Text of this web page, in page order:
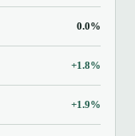
0.0%
+1.8%
+1.9%